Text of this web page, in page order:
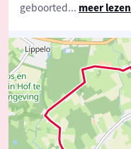
geboorted... meer lezen